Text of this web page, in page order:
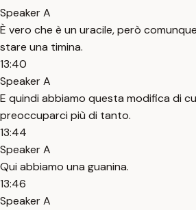
Speaker A
È vero che è un uracile, però
stare una timina.
13:40
Speaker A
E quindi abbiamo questa modifica di
preoccuparci più di tanto.
13:44
Speaker A
Qui abbiamo una guanina.
13:46
Speaker A